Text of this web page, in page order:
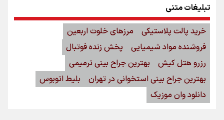
تبلیغات متنی
خرید پالت پلاستیکی
مرزهای خلوت اربعین
فروشنده مواد شیمیایی
پخش زنده فوتبال
رزرو هتل کیش
بهترین جراح بینی ترمیمی
بهترین جراح بینی استخوانی در تهران
بلیط اتوبوس
دانلود وان موزیک